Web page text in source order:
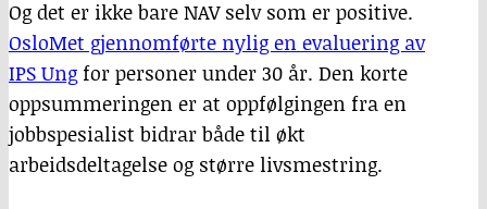
Og det er ikke bare NAV selv som er positive.
OsloMet gjennomførte nylig en evaluering av
IPS Ung for personer under 30 år. Den korte
oppsummeringen er at oppfølgingen fra en
jobbspesialist bidrar både til økt
arbeidsdeltagelse og større livsmestring.